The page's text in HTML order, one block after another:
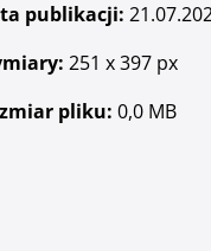
O
publikacji:
251 x 397 px
pliku: 0,0 MB